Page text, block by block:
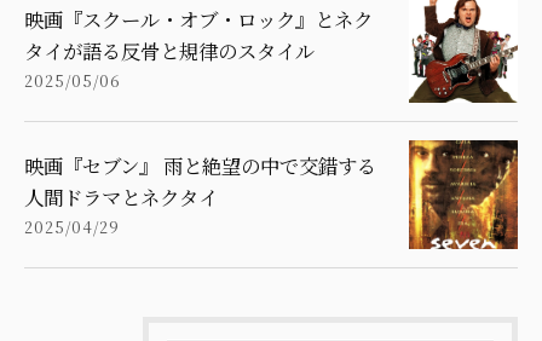
映画『スクール・オブ・ロック』とネク
タイが語る反骨と規律のスタイル
2025/05/06
映画『セブン』 雨と絶望の中で交錯する
人間ドラマとネクタイ
2025/04/29